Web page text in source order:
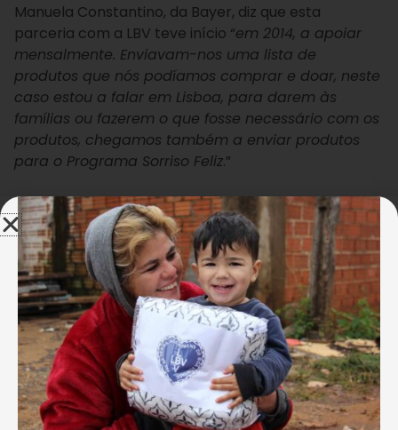
Manuela Constantino, da Bayer, diz que esta
parceria com a LBV teve início “em 2014, a apoiar
mensalmente. Enviavam-nos uma lista de
produtos que nós podíamos comprar e doar, neste
caso estou a falar em Lisboa, para darem às
famílias ou fazerem o que fosse necessário com os
produtos, chegamos também a enviar produtos
para o Programa Sorriso Feliz.”
Os colaboradores da Bayer participam, desde de
2015, no Programa Ronda da Caridade, quatro a
cinco vezes por ano e, este ano, a administração da
empresa decidiu disponibilizar uma semana para
que os seus colaboradores, em horário laboral,
pudessem realizar voluntariado, Manuela
Constantino lembrou-se logo da Legião da Boa
Vontade, como a própria afirma “Eu lembrei-me
logo da LBV automaticamente. Mantemos a
ligação e lembrei-me logo de dizer: Eloísa (LBV), o
que é que podemos fazer, vocês fazem os cabazes